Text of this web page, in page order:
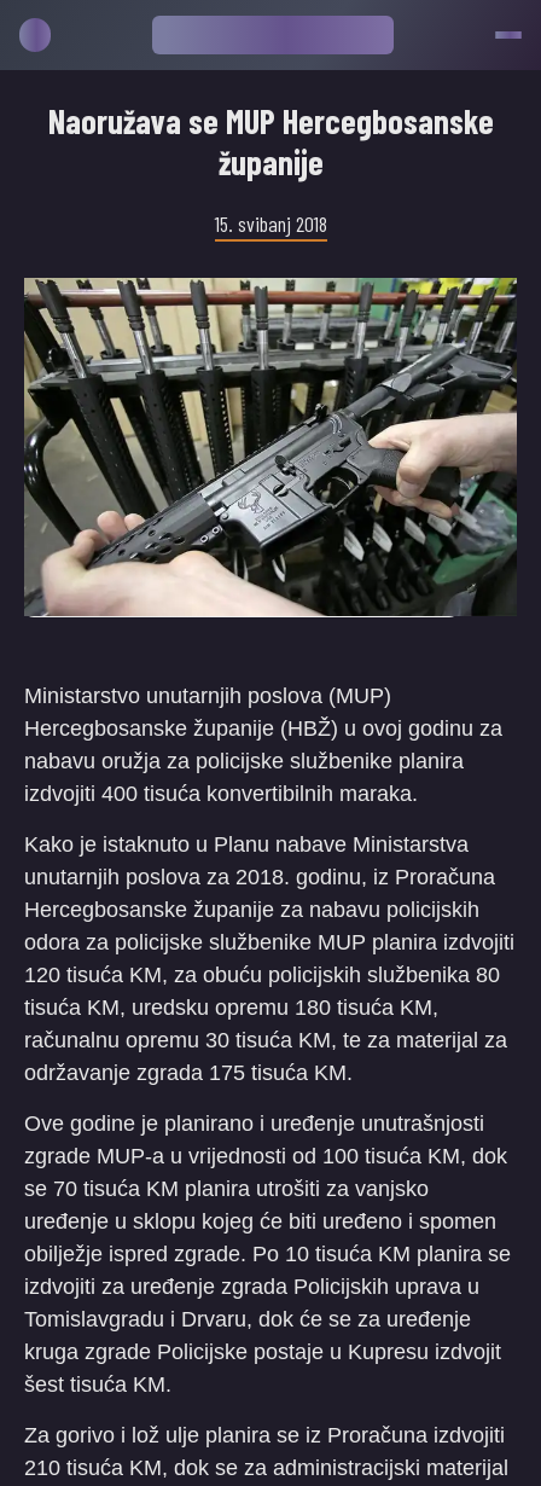
Naoružava se MUP Hercegbosanske
županije
15. svibanj 2018
Ministarstvo unutarnjih poslova (MUP)
Hercegbosanske županije (HBŽ) u ovoj godinu za
nabavu oružja za policijske službenike planira
izdvojiti 400 tisuća konvertibilnih maraka.
Kako je istaknuto u Planu nabave Ministarstva
unutarnjih poslova za 2018. godinu, iz Proračuna
Hercegbosanske županije za nabavu policijskih
odora za policijske službenike MUP planira izdvojiti
120 tisuća KM, za obuću policijskih službenika 80
tisuća KM, uredsku opremu 180 tisuća KM,
računalnu opremu 30 tisuća KM, te za materijal za
održavanje zgrada 175 tisuća KM.
Ove godine je planirano i uređenje unutrašnjosti
zgrade MUP-a u vrijednosti od 100 tisuća KM, dok
se 70 tisuća KM planira utrošiti za vanjsko
uređenje u sklopu kojeg će biti uređeno i spomen
obilježje ispred zgrade. Po 10 tisuća KM planira se
izdvojiti za uređenje zgrada Policijskih uprava u
Tomislavgradu i Drvaru, dok će se za uređenje
kruga zgrade Policijske postaje u Kupresu izdvojit
šest tisuća KM.
Za gorivo i lož ulje planira se iz Proračuna izdvojiti
210 tisuća KM, dok se za administracijski materijal